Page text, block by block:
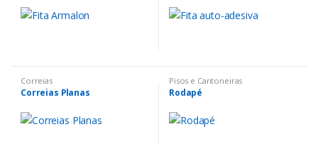
Correias
Correias Planas
Pisos e Cantoneiras
Rodapé